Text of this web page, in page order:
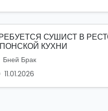
СУШИСТ В
КУХНИ
Бней Брак
11.01.2026